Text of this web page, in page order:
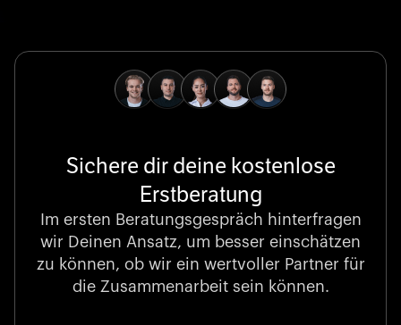
unermüdlichen Engagement für die Pflege.
Börsennotierter Champion
LexisNexis unterstützt Entscheidungen, die die Welt
gestalten, mit unvergleichlicher juristischer Intelligenz
und datengestützten Einblicken.
Sichere dir deine kostenlose
Erstberatung
Im ersten Beratungsgespräch hinterfragen
wir Deinen Ansatz, um besser einschätzen
zu können, ob wir ein wertvoller Partner für
die Zusammenarbeit sein können.